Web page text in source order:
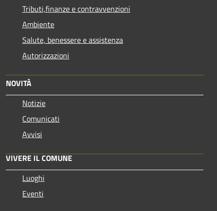
Tributi,finanze e contravvenzioni
Ambiente
Salute, benessere e assistenza
Autorizzazioni
NOVITÀ
Notizie
Comunicati
Avvisi
VIVERE IL COMUNE
Luoghi
Eventi